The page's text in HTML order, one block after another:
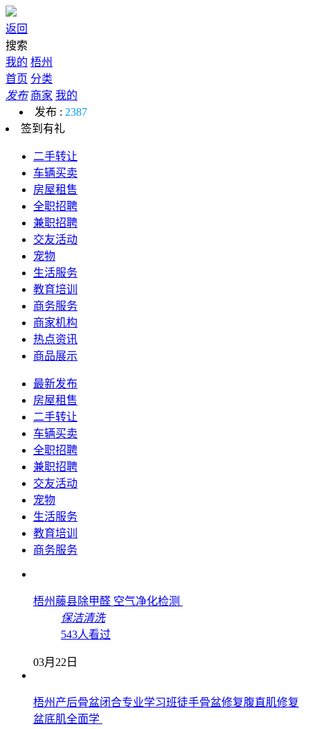
返回
搜索
我的 梧州
首页 分类
发布 商家 我的
发布 : 2387
签到有礼
二手转让
车辆买卖
房屋租售
全职招聘
兼职招聘
交友活动
宠物
生活服务
教育培训
商务服务
商家机构
热点资讯
商品展示
最新发布
房屋租售
二手转让
车辆买卖
全职招聘
兼职招聘
交友活动
宠物
生活服务
教育培训
商务服务
梧州藤县除甲醛 空气净化检测
保洁清洗
543人看过
03月22日
梧州产后骨盆闭合专业学习班徒手骨盆修复腹直肌修复
盆底肌全面学